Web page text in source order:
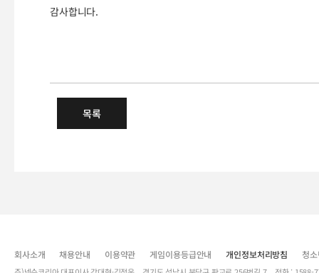
감사합니다.
목록
회사소개 채용안내 이용약관 게임이용등급안내 개인정보처리방침 청